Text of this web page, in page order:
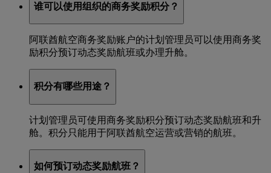
谁可以使用组织的商务奖励积分？
阿联酋航空商务奖励账户的计划管理员可以使用商务奖
励积分预订动态奖励航班或办理升舱。
积分有哪些用途？
计划管理员可使用商务奖励积分预订动态奖励航班和升
舱。积分只能用于阿联酋航空运营或营销的航班。
如何预订动态奖励航班？